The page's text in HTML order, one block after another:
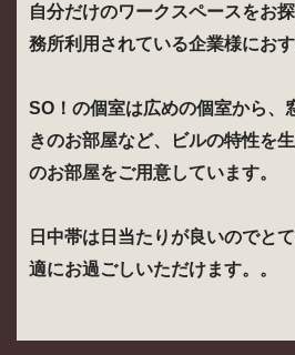
自分だけのワークスペースをお
務所利用されている企業様にお
SO！の個室は広めの個室から、
きのお部屋など、ビルの特性を
のお部屋をご用意しています。
日中帯は日当たりが良いのでと
適にお過ごしいただけます。。